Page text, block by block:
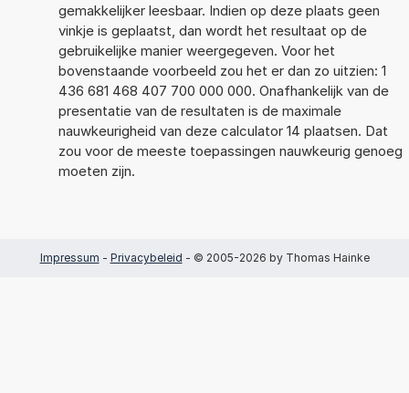
gemakkelijker leesbaar. Indien op deze plaats geen
vinkje is geplaatst, dan wordt het resultaat op de
gebruikelijke manier weergegeven. Voor het
bovenstaande voorbeeld zou het er dan zo uitzien: 1
436 681 468 407 700 000 000. Onafhankelijk van de
presentatie van de resultaten is de maximale
nauwkeurigheid van deze calculator 14 plaatsen. Dat
zou voor de meeste toepassingen nauwkeurig genoeg
moeten zijn.
Impressum - Privacybeleid - © 2005-2026 by Thomas Hainke